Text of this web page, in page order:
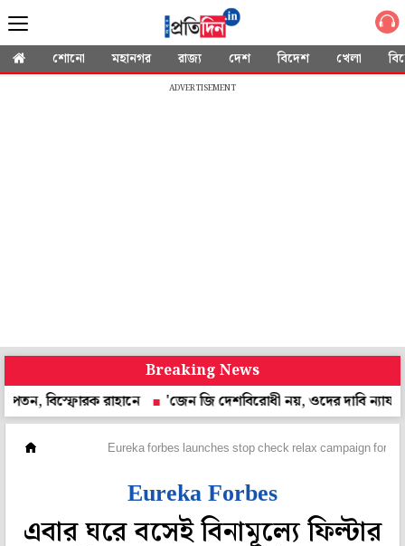
শোনো মহানগর রাজ্য দেশ বিদেশ খেলা
ADVERTISEMENT
Breaking News
রাহানে
'জেন জি দেশবিরোধী নয়, ওদের দাবি ন্যায্য', '২৯-এ
Eureka forbes launches stop check relax campaign for
Eureka Forbes
এবার ঘরে বসেই বিনামূল্যে ফিল্টার